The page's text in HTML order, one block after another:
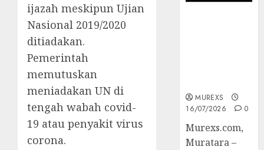
ijazah meskipun Ujian
Nasional 2019/2020
ditiadakan.
Pemerintah
memutuskan
meniadakan UN di
tengah wabah covid-
19 atau penyakit virus
corona.
MUREXS
16/07/2026
0
Murexs.com,
Muratara –